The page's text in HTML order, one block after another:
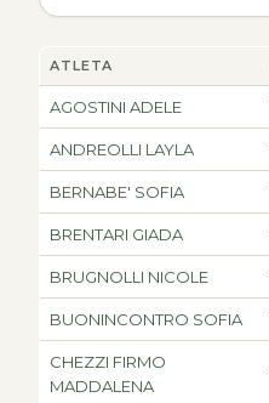
ATLETA
AGOSTINI ADELE
ANDREOLLI LAYLA
BERNABE' SOFIA
BRENTARI GIADA
BRUGNOLLI NICOLE
BUONINCONTRO SOFIA
CHEZZI FIRMO
MADDALENA